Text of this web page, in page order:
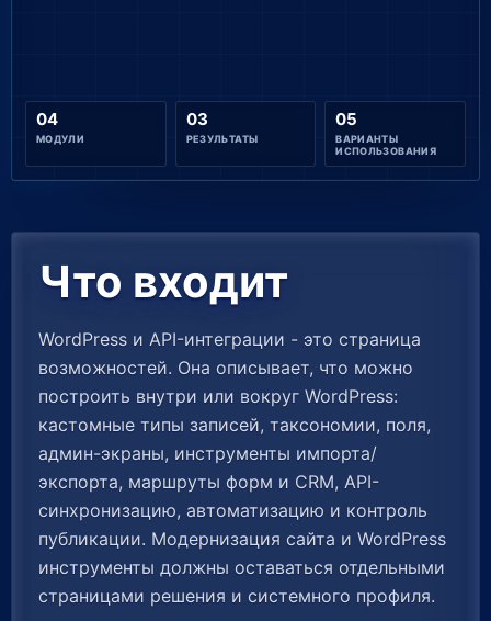
04
МОДУЛИ
03
РЕЗУЛЬТАТЫ
05
ВАРИАНТЫ
ИСПОЛЬЗОВАНИЯ
Что входит
WordPress и API-интеграции - это страница
возможностей. Она описывает, что можно
построить внутри или вокруг WordPress:
кастомные типы записей, таксономии, поля,
админ-экраны, инструменты импорта/
экспорта, маршруты форм и CRM, API-
синхронизацию, автоматизацию и контроль
публикации. Модернизация сайта и WordPress
инструменты должны оставаться отдельными
страницами решения и системного профиля.